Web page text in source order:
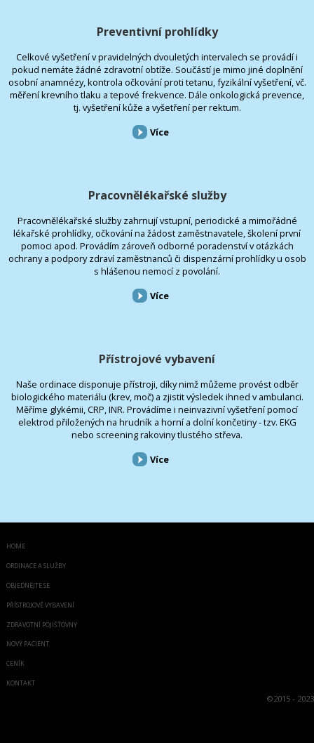
Preventivní prohlídky
Celkové vyšetření v pravidelných dvouletých intervalech se provádí i
pokud nemáte žádné zdravotní obtíže. Součástí je mimo jiné doplnění
osobní anamnézy, kontrola očkování proti tetanu, fyzikální vyšetření, vč.
měření krevního tlaku a tepové frekvence. Dále onkologická prevence,
tj. vyšetření kůže a vyšetření per rektum.
Více
Pracovnělékařské služby
Pracovnělékařské služby zahrnují vstupní, periodické a mimořádné
lékařské prohlídky, očkování na žádost zaměstnavatele, školení první
pomoci apod. Provádím zároveň odborné poradenství v otázkách
ochrany a podpory zdraví zaměstnanců či dispenzární prohlídky u osob
s hlášenou nemocí z povolání.
Více
Přístrojové vybavení
Naše ordinace disponuje přístroji, díky nimž můžeme provést odběr
biologického materiálu (krev, moč) a zjistit výsledek ihned v ambulanci.
Měříme glykémii, CRP, INR. Provádíme i neinvazivní vyšetření pomocí
elektrod přiložených na hrudník a horní a dolní končetiny - tzv. EKG
nebo screening rakoviny tlustého střeva.
Více
HOME
ORDINACE A SLUŽBY
OBJEDNEJTE SE
PŘÍSTROJOVÉ VYBAVENÍ
ZDRAVOTNÍ POJIŠŤOVNY
NOVÝ PACIENT
CENÍK
KONTAKT
©2015 - 2023